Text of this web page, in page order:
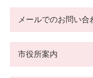
メールでのお問い合
市役所案内